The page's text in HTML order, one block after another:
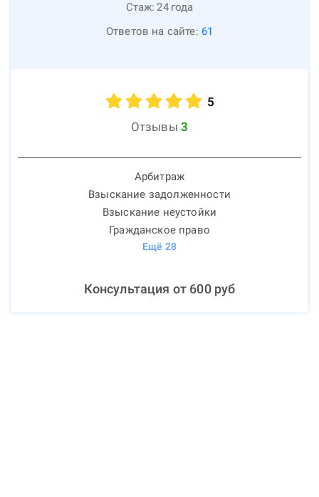
Стаж: 24 года
Ответов на сайте: 61
5
Отзывы 3
Арбитраж
Взыскание задолженности
Взыскание неустойки
Гражданское право
Ещё 28
Консультация от 600руб